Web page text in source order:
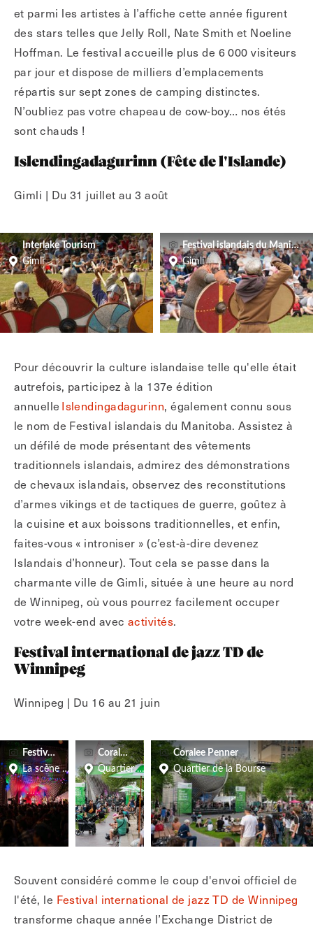
et parmi les artistes à l’affiche cette année figurent
des stars telles que Jelly Roll, Nate Smith et Noeline
Hoffman. Le festival accueille plus de 6 000 visiteurs
par jour et dispose de milliers d’emplacements
répartis sur sept zones de camping distinctes.
N’oubliez pas votre chapeau de cow-boy… nos étés
sont chauds !
Islendingadagurinn (Fête de l'Islande)
Gimli | Du 31 juillet au 3 août
Interlake Tourism
Gimli
Festival islandais du Manitoba
Gimli
Pour découvrir la culture islandaise telle qu'elle était
autrefois, participez à la 137e édition
annuelle Islendingadagurinn, également connu sous
le nom de Festival islandais du Manitoba. Assistez à
un défilé de mode présentant des vêtements
traditionnels islandais, admirez des démonstrations
de chevaux islandais, observez des reconstitutions
d’armes vikings et de tactiques de guerre, goûtez à
la cuisine et aux boissons traditionnelles, et enfin,
faites-vous « introniser » (c’est-à-dire devenez
Islandais d’honneur). Tout cela se passe dans la
charmante ville de Gimli, située à une heure au nord
de Winnipeg, où vous pourrez facilement occuper
votre week-end avec activités.
Festival international de jazz TD de
Winnipeg
Winnipeg | Du 16 au 21 juin
Festival de jazz de Winnipeg
La scène du Cube
Coralee Penner
Quartier de la Bourse
Coralee Penner
Quartier de la Bourse
Souvent considéré comme le coup d'envoi officiel de
l'été, le Festival international de jazz TD de Winnipeg
transforme chaque année l’Exchange District de